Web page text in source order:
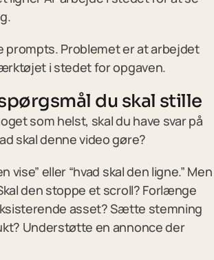
prompts. Problemet er at arbejdet
i stedet for opgaven.
du skal stille
som helst, skal du have svar på
skal denne video gøre?
vise” eller “hvad skal den ligne.” Men
den stoppe et scroll? Forlænge
asset? Sætte stemning
Understøtte en annonce der